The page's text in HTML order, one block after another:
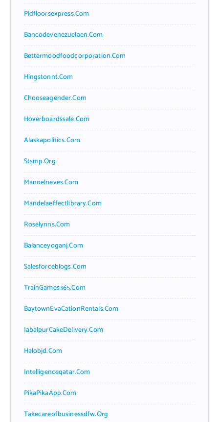
Pidfloorsexpress.com
Bancodevenezuelaen.com
Bettermoodfoodcorporation.com
Hingstonnt.com
Chooseagender.com
Hoverboardssale.com
Alaskapolitics.com
Stsmp.org
Manoelneves.com
Mandelaeffectlibrary.com
Roselynns.com
Balanceyoganj.com
Salesforceblogs.com
TrainGames365.com
BaytownEvaCationRentals.com
JabalpurCakeDelivery.com
Halobjd.com
Intelligenceqatar.com
PikaPikaApp.com
Takecareofbusinessdfw.org